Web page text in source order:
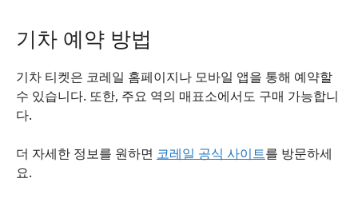
기차 예약 방법
기차 티켓은 코레일 홈페이지나 모바일 앱을 통해 예약할
수 있습니다. 또한, 주요 역의 매표소에서도 구매 가능합니
다.
더 자세한 정보를 원하면 코레일 공식 사이트를 방문하세
요.